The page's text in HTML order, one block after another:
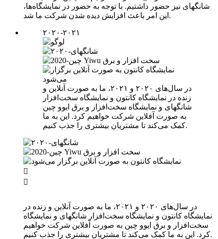
شانگهای نیز حضور داشتیم. با توجه به حضور در نمایشگاه‌ها،
این امر باعث افزایش دیده شدن شرکت ما شد.
۲۰۲۰-۲۰۲۱
در سال‌های ۲۰۲۰ و ۲۰۲۱، ما به صورت آنلاین و
زنده در نمایشگاه کانتون و نمایشگاه سخت‌افزار
شانگهای و نمایشگاه سخت‌افزار و برق ایوو چین
به صورت آفلاین شرکت خواهیم کرد. این به ما
کمک می‌کند تا مشتریان بیشتری را جذب کنیم.


در سال‌های ۲۰۲۰ و ۲۰۲۱، ما به صورت آنلاین و زنده در
نمایشگاه کانتون و نمایشگاه سخت‌افزار شانگهای و نمایشگاه
سخت‌افزار و برق ایوو چین به صورت آفلاین شرکت خواهیم
کرد. این به ما کمک می‌کند تا مشتریان بیشتری را جذب کنیم.